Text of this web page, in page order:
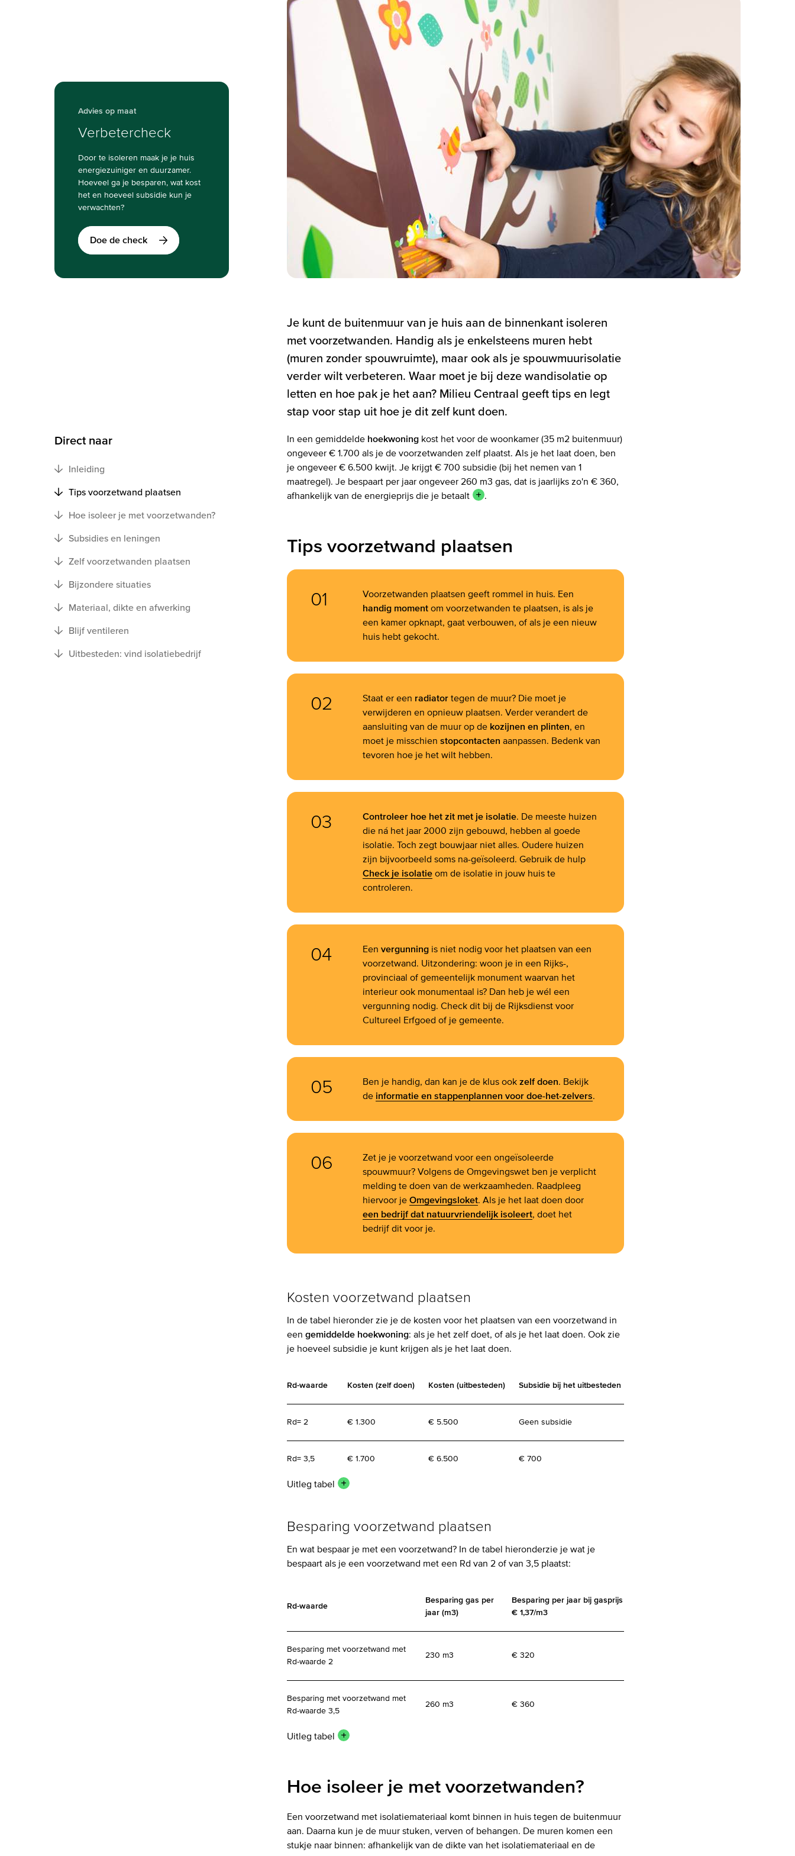
Verbetercheck
Advies op maat
Door te isoleren maak je je huis
energiezuiniger en duurzamer.
Hoeveel ga je besparen, wat kost
het en hoeveel subsidie kun je
verwachten?
Doe de check
Je kunt de buitenmuur van je huis aan de binnenkant isoleren
met voorzetwanden. Handig als je enkelsteens muren hebt
(muren zonder spouwruimte), maar ook als je spouwmuurisolatie
verder wilt verbeteren. Waar moet je bij deze wandisolatie op
letten en hoe pak je het aan? Milieu Centraal geeft tips en legt
stap voor stap uit hoe je dit zelf kunt doen.
Direct naar
Inleiding
Tips voorzetwand plaatsen
Hoe isoleer je met voorzetwanden?
Subsidies en leningen
Zelf voorzetwanden plaatsen
Bijzondere situaties
Materiaal, dikte en afwerking
Blijf ventileren
Uitbesteden: vind isolatiebedrijf
In een gemiddelde hoekwoning kost het voor de woonkamer (35 m2 buitenmuur)
ongeveer € 1.700 als je de voorzetwanden zelf plaatst. Als je het laat doen, ben
je ongeveer € 6.500 kwijt. Je krijgt € 700 subsidie (bij het nemen van 1
maatregel). Je bespaart per jaar ongeveer 260 m3 gas, dat is jaarlijks zo'n € 360,
afhankelijk van de energieprijs die je betaalt .
Tips voorzetwand plaatsen
01 Voorzetwanden plaatsen geeft rommel in huis. Een
handig moment om voorzetwanden te plaatsen, is als je
een kamer opknapt, gaat verbouwen, of als je een nieuw
huis hebt gekocht.
02 Staat er een radiator tegen de muur? Die moet je
verwijderen en opnieuw plaatsen. Verder verandert de
aansluiting van de muur op de kozijnen en plinten, en
moet je misschienstopcontacten aanpassen. Bedenk van
tevoren hoe je het wilt hebben.
03 Controleer hoe het zit met je isolatie. De meeste huizen
die ná het jaar 2000 zijn gebouwd, hebben al goede
isolatie. Toch zegt bouwjaar niet alles. Oudere huizen
zijn bijvoorbeeld soms na-geïsoleerd. Gebruik de hulp
Check je isolatie om de isolatie in jouw huis te
controleren.
04 Eenvergunning is niet nodig voor het plaatsen van een
voorzetwand. Uitzondering: woon je in een Rijks-,
provinciaal of gemeentelijk monument waarvan het
interieur ook monumentaal is? Dan heb je wél een
vergunning nodig. Check dit bij de Rijksdienst voor
Cultureel Erfgoed of je gemeente.
05 Ben je handig, dan kan je de klus ookzelf doen. Bekijk
de informatie en stappenplannen voor doe-het-zelvers.
06
Zet je je voorzetwand voor een ongeïsoleerde
spouwmuur? Volgens deOmgevingswet ben je verplicht
melding te doen van de werkzaamheden. Raadpleeg
hiervoor jeOmgevingsloket. Als je het laat doen door
een bedrijf dat natuurvriendelijk isoleert, doet het
bedrijf dit voor je.
Kosten voorzetwand plaatsen
In de tabel hieronder zie je de kosten voor het plaatsen van een voorzetwand in
een gemiddelde hoekwoning: als je het zelf doet, of als je het laat doen. Ook zie
je hoeveel subsidie je kunt krijgen als je het laat doen.
Rd-waarde Kosten (zelf doen) Kosten (uitbesteden) Subsidie bij het uitbesteden
Rd= 2 € 1.300 € 5.500 Geen subsidie
Rd= 3,5 € 1.700 € 6.500 € 700
Uitleg tabel
Besparing voorzetwand plaatsen
En wat bespaar je met een voorzetwand? In de tabel hieronderzie je wat je
bespaart als je een voorzetwand met een Rd van 2 of van 3,5 plaatst:
Rd-waarde
Besparing gas per
jaar (m3)
Besparing per jaar bij gasprijs
€ 1,37/m3
Besparing met voorzetwand met
Rd-waarde 2
230 m3 € 320
Besparing met voorzetwand met
Rd-waarde 3,5
260 m3 € 360
Uitleg tabel
Hoe isoleer je met voorzetwanden?
Een voorzetwand met isolatiemateriaal komt binnen in huis tegen de buitenmuur
aan. Daarna kun je de muur stuken, verven of behangen. De muren komen een
stukje naar binnen: afhankelijk van de dikte van het isolatiemateriaal en de